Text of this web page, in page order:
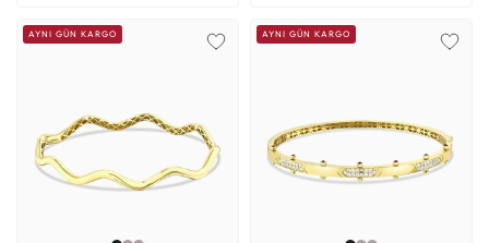
AYNI GÜN KARGO AYNI GÜN KARGO